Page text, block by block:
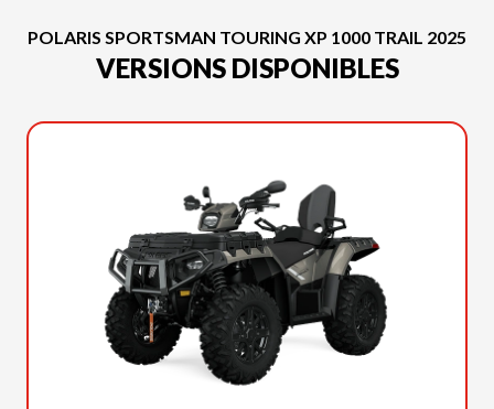
POLARIS SPORTSMAN TOURING XP 1000 TRAIL 2025
VERSIONS DISPONIBLES